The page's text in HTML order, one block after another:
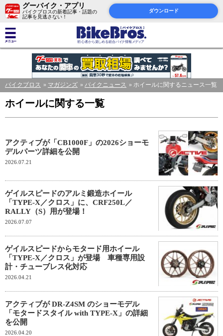
グーバイク・アプリ
バイクブロスの新着記事・話題の
記事を見逃さない！
ダウンロード
バイクブロス マガジンズ バイクニュース ホイールに関するニュース一覧
ホイールに関する一覧
アクティブが「CB1000F」の2026ショーモ
デルパーツ詳細を公開
2026.07.21
ゲイルスピードのアルミ鍛造ホイール
「TYPE-X／クロス」に、CRF250L／
RALLY（S）用が登場！
2026.07.07
ゲイルスピードからモタード用ホイール
「TYPE-X／クロス」が登場 車種専用設
計・チューブレス化対応
2026.04.21
アクティブが DR-Z4SM のショーモデル
「モタードスタイル with TYPE-X」の詳細
を公開
2026.04.20